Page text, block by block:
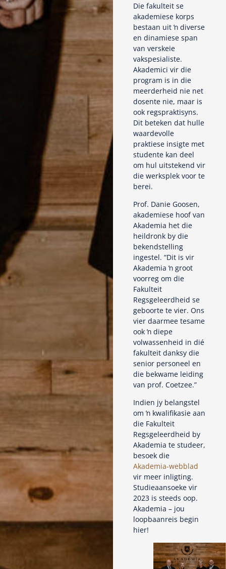
Die fakulteit se
akademiese korps
bestaan uit ŉ diverse
en dinamiese span
van verskeie
vakspesialiste.
Akademici vir die
program is in die
meerderheid nie net
dosente nie, maar is
ook regspraktisyns.
Dit beteken dat hulle
waardevolle
praktiese insigte met
studente kan deel
om hul uitstekend vir
die werksplek voor te
berei.
Prof. Danie Goosen,
akademiese hoof van
Akademia het die
heildronk by die
bekendstelling
ingestel. “Dit is vir
Akademia ŉ groot
voorreg om die
Fakulteit
Regsgeleerdheid se
geboorte te vier. Ons
vier daarmee tesame
ook ŉ diepe
volwassenheid in dié
fakulteit danksy die
senior personeel en
die bekwame leiding
van prof. Coetzee.”
Indien jy belangstel
om ŉ kwalifikasie aan
die Fakulteit
Regsgeleerdheid by
Akademia te studeer,
besoek die
Akademia-webblad
vir meer inligting.
Studieaansoeke vir
2023 is steeds oop.
Akademia – jou
loopbaanreis begin
hier!